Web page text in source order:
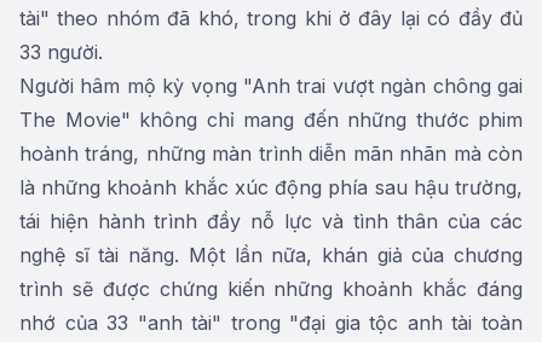
tài" theo nhóm đã khó, trong khi ở đây lại có đầy đủ
33 người.
Người hâm mộ kỳ vọng "Anh trai vượt ngàn chông gai
The Movie" không chỉ mang đến những thước phim
hoành tráng, những màn trình diễn mãn nhãn mà còn
là những khoảnh khắc xúc động phía sau hậu trường,
tái hiện hành trình đầy nỗ lực và tình thân của các
nghệ sĩ tài năng. Một lần nữa, khán giả của chương
trình sẽ được chứng kiến những khoảnh khắc đáng
nhớ của 33 "anh tài" trong "đại gia tộc anh tài toàn